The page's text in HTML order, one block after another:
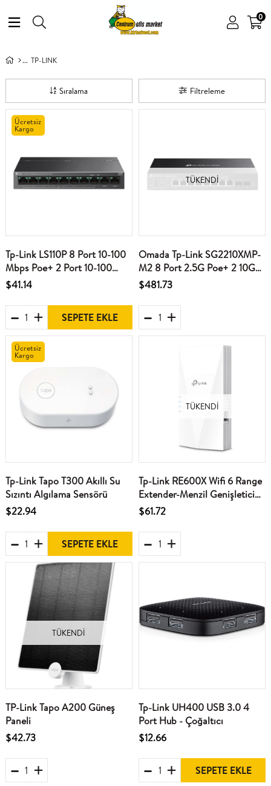
0
TP-LINK
Filtreleme
Sıralama
Tp-Link LS110P 8 Port 10-100
Mbps Poe+ 2 Port 10-100
Uplink Switch Metal Kasa
$41.14
SEPETE EKLE
Ücretsiz
Kargo
TÜKENDI
Omada Tp-Link SG2210XMP-
M2 8 Port 2.5G Poe+ 2 10G
SFP Yönetilebilir Switch
$481.73
Tp-Link Tapo T300 Akıllı Su
Sızıntı Algılama Sensörü
$22.94
SEPETE EKLE
Ücretsiz
Kargo
TÜKENDI
Tp-Link RE600X Wifi 6 Range
Extender-Menzil Genişletici
AX1800
$61.72
TÜKENDI
TP-Link Tapo A200 Güneş
Paneli
$42.73
Tp-Link UH400 USB 3.0 4
Port Hub - Çoğaltıcı
$12.66
SEPETE EKLE